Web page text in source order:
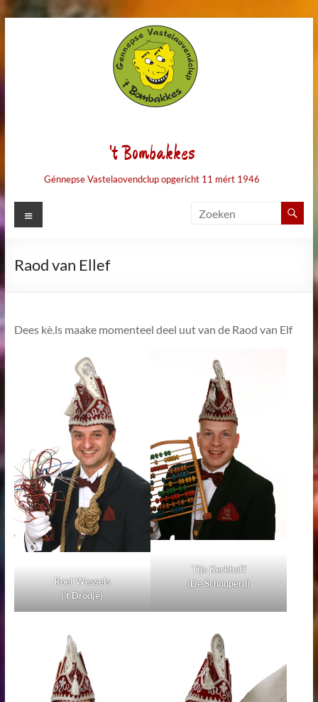
't Bombakkes
Génnepse Vastelaovendclup opgericht 11 mért 1946
Menu
Raod van Ellef
Dees kè.ls maake momenteel deel uut van de Raod van Elf
Roel Wessels
(’t Drödje)
Tijs Kerkhoff
(De Schuuperd)